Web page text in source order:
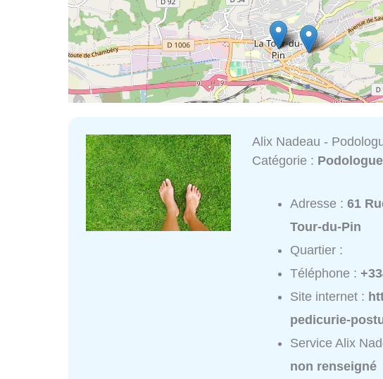
Alix Nadeau -
Catégorie : Podologue
Adresse :61
Tour-du-Pin
Quartier :
Téléphone :
Site internet :
pedicurie-
Service Alix
non renseigné